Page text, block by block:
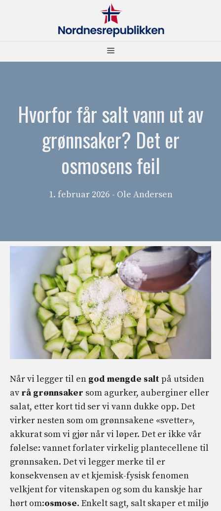
Meny
Hvorfor får salt vann ut av
grønnsaker? Det er
osmosens feil
1. februar 2026 - Ole Andersen
Når vi legger til en god mengde saltpå utsiden
av rå grønnsaker som agurker, auberginer eller
salat, etter kort tid ser vi vann dukke opp. Det
virker nesten som om grønnsakene «svetter»,
akkurat som vi gjør når vi løper. Det er ikke vår
følelse: vannet forlater virkelig plantecellene til
grønnsaken. Det vi legger merke til er
konsekvensen av et kjemisk-fysisk fenomen
velkjent for vitenskapen og som du kanskje har
hørt om:osmose. Enkelt sagt, salt skaper et miljø